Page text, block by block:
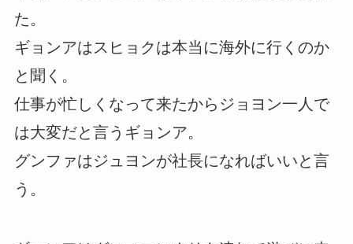
た。
ギョンアはスヒョクは本当に海外に行くのか
と聞く。
仕事が忙しくなって来たからジョヨン一人で
は大変だと言うギョンア。
グンファはジュヨンが社長になればいいと言
う。